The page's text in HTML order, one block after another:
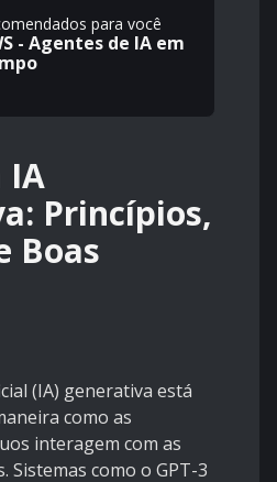
para você
- Agentes de IA em
IA
Princípios,
Boas
(IA) generativa está
como as
interagem com as
Sistemas como o GPT-3